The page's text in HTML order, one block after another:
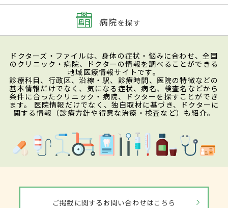
病院を探す
ドクターズ・ファイルは、身体の症状・悩みに合わせ、全国
のクリニック・病院、ドクターの情報を調べることができる
地域医療情報サイトです。
診療科目、行政区、沿線・駅、診療時間、医院の特徴などの
基本情報だけでなく、気になる症状、病名、検査名などから
条件に合ったクリニック・病院、ドクターを探すことができ
ます。 医院情報だけでなく、独自取材に基づき、ドクターに
関する情報（診療方針や得意な治療・検査など）も紹介。
ご掲載に関するお問い合わせはこちら